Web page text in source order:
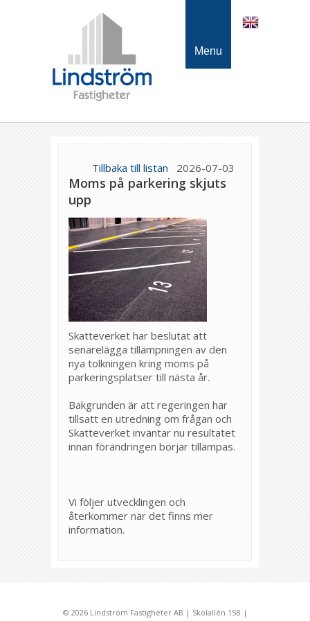
Menu
Tillbaka till listan 2026-07-03
Moms på parkering skjuts
upp
Skatteverket har beslutat att
senarelägga tillämpningen av den
nya tolkningen kring moms på
parkeringsplatser till nästa år.
Bakgrunden är att regeringen har
tillsatt en utredning om frågan och
Skatteverket inväntar nu resultatet
innan förändringen börjar tillämpas.
Vi följer utvecklingen och
återkommer när det finns mer
information.
© 2026 Lindström Fastigheter AB | Skolallén 15B |